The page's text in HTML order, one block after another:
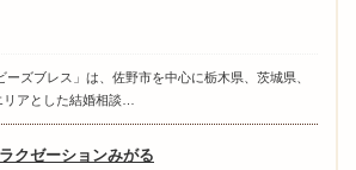
ーズブレス」は、佐野市を中心に栃木県、茨城県、
アとした結婚相談…
クゼーションみがる